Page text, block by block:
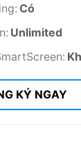
Có
Unlimited
KÝ NGAY